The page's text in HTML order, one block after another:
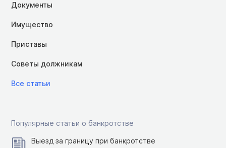
Документы
Имущество
Приставы
Советы должникам
Все статьи
Популярные статьи о банкротстве
Выезд за границу при банкротстве